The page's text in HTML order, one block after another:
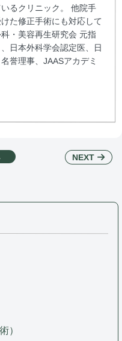
るクリニック。 他院手
た修正手術にも対応して
・美容再生研究会 元指
日本外科学会認定医、日
誉理事、JAASアカデミ
NEXT
）